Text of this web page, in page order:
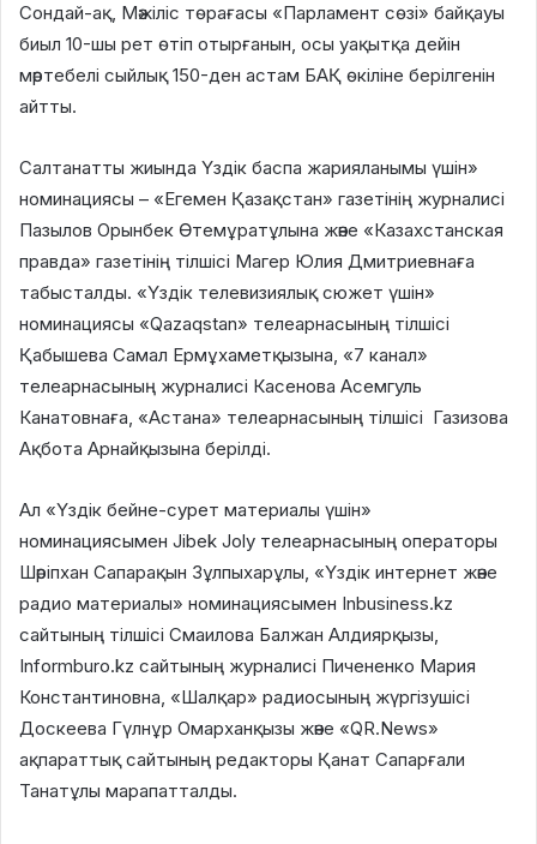
Сондай-ақ, Мәжіліс төрағасы «Парламент сөзі» байқауы
биыл 10-шы рет өтіп отырғанын, осы уақытқа дейін
мәртебелі сыйлық 150-ден астам БАҚ өкіліне берілгенін
айтты.
Cалтанатты жиында Үздік баспа жарияланымы үшін»
номинациясы – «Егемен Қазақстан» газетінің журналисі
Пазылов Орынбек Өтемұратұлына және «Казахстанская
правда» газетінің тілшісі Магер Юлия Дмитриевнаға
табысталды. «Үздік телевизиялық сюжет үшін»
номинациясы «Qazaqstan» телеарнасының тілшісі
Қабышева Самал Ермұхаметқызына, «7 канал»
телеарнасының журналисі Касенова Асемгуль
Канатовнаға, «Астана» телеарнасының тілшісі Газизова
Ақбота Арнайқызына берілді.
Ал «Үздік бейне-сурет материалы үшін»
номинациясымен Jibek Joly телеарнасының операторы
Шәріпхан Сапарақын Зұлпыхарұлы, «Үздік интернет және
радио материалы» номинациясымен Inbusiness.kz
сайтының тілшісі Смаилова Балжан Алдиярқызы,
Informburo.kz сайтының журналисі Пичененко Мария
Константиновна, «Шалқар» радиосының жүргізушісі
Доскеева Гүлнұр Омарханқызы және «QR.News»
ақпараттық сайтының редакторы Қанат Сапарғали
Танатұлы марапатталды.